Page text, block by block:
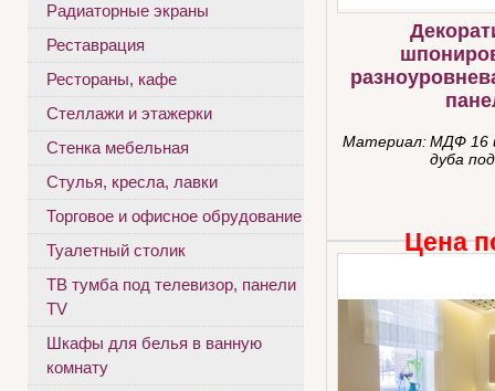
Материал:МДФ 16
дуба
Цена
Радиаторные экраны
Реставрация
Рестораны, кафе
Стеллажи и этажерки
Стенка мебельная
Стулья, кресла, лавки
Торговое и офисное обрудование
Туалетный столик
ТВ тумба под телевизор, панели
TV
Шкафы для белья в ванную
комнату